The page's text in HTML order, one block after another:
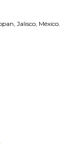
Jalisco, México.